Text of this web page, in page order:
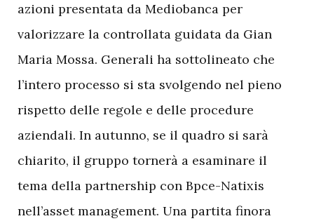
azioni presentata da Mediobanca per
valorizzare la controllata guidata da Gian
Maria Mossa. Generali ha sottolineato che
l’intero processo si sta svolgendo nel pieno
rispetto delle regole e delle procedure
aziendali. In autunno, se il quadro si sarà
chiarito, il gruppo tornerà a esaminare il
tema della partnership con Bpce-Natixis
nell’asset management. Una partita finora